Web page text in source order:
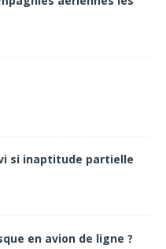
si inaptitude partielle
en avion de ligne ?